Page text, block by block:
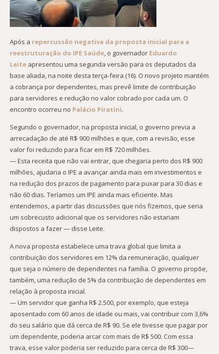
Após a repercussão negativa da proposta inicial para a
reestruturação do IPE Saúde, o governador Eduardo
Leiteapresentou uma segunda versão para os deputados da
base aliada, na noite desta terça-feira (16). O novo projeto mantém
a cobrança por dependentes, mas prevê limite de contribuição
para servidores e redução no valor cobrado por cada um. O
encontro ocorreu no Palácio Piratini.
Segundo o governador, na proposta inicial, o governo previa a
arrecadação de até R$ 900 milhões e que, com a revisão, esse
valor foi reduzido para ficar em R$ 720 milhões.
— Esta receita que não vai entrar, que chegaria perto dos R$ 900
milhões, ajudaria o IPE a avançar ainda mais em investimentos e
na redução dos prazos de pagamento para puxar para 30 dias e
não 60 dias. Teríamos um IPE ainda mais eficiente. Mas
entendemos, a partir das discussões que nós fizemos, que seria
um sobrecusto adicional que os servidores não estariam
dispostos a fazer — disse Leite.
A nova proposta estabelece uma trava global que limita a
contribuição dos servidores em 12% da remuneração, qualquer
que seja o número de dependentes na família. O governo propõe,
também, uma redução de 5% da contribuição de dependentes em
relação à proposta inicial.
— Um servidor que ganha R$ 2.500, por exemplo, que esteja
aposentado com 60 anos de idade ou mais, vai contribuir com 3,6%
do seu salário que dá cerca de R$ 90. Se ele tivesse que pagar por
um dependente, poderia arcar com mais de R$ 500. Com essa
trava, esse valor poderia ser reduzido para cerca de R$ 300—